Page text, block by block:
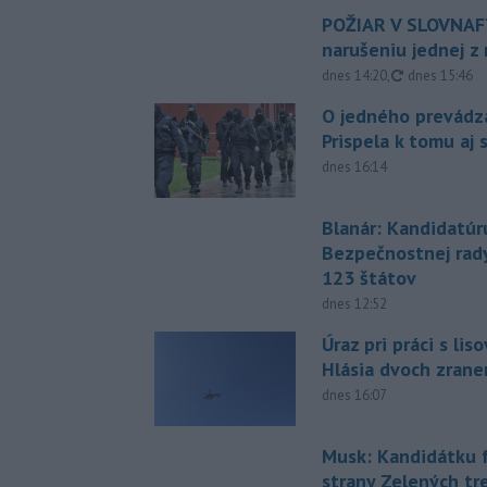
POŽIAR V
narušeniu jednej z
dnes 14:20, aktualizované
dnes 15:46
O jedného
Prispela k tomu aj
dnes 16:14
Blanár:
Bezpečnostnej
123 štátov
dnes 12:52
Úraz pri práci s
Hlásia dvoch
dnes 16:07
Musk: Kandidátku
strany Zelených